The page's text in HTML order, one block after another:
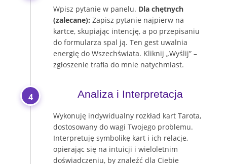
Wpisz pytanie w panelu. Dla chętnych
(zalecane): Zapisz pytanie najpierw na
kartce, skupiając intencję, a po przepisaniu
do formularza spal ją. Ten gest uwalnia
energię do Wszechświata. Kliknij „Wyślij” –
zgłoszenie trafia do mnie natychmiast.
4 Analiza i Interpretacja
Wykonuję indywidualny rozkład kart Tarota,
dostosowany do wagi Twojego problemu.
Interpretuję symbolikę kart i ich relacje,
opierając się na intuicji i wieloletnim
doświadczeniu, by znaleźć dla Ciebie